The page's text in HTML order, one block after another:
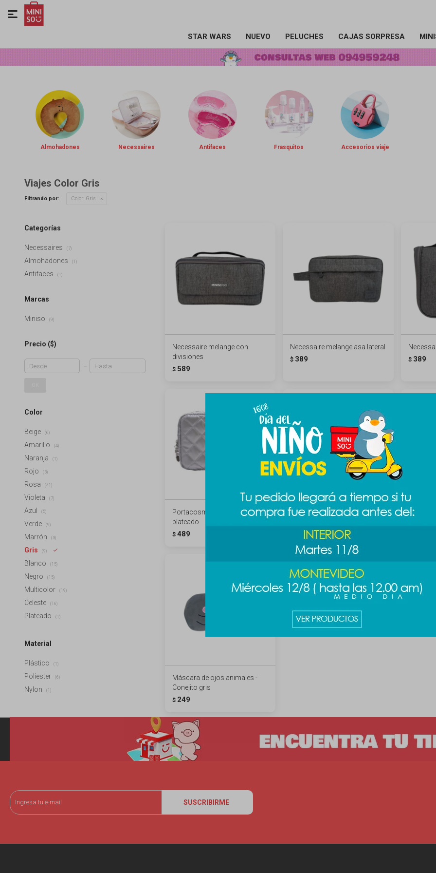
STAR WARS NUEVO PELUCHES CAJAS SORPRESA

Almohadones Necessaires Antifaces Frasquitos Accesorios viaje
Viajes Color Gris
Filtrando por: Color: Gris
Necessaire melange con
divisiones
$ 589
Necessaire melange asa lateral
$ 389 $ 389
Portacosméticos Puffy -
plateado
$ 489
Almohadón de cuello - gris
Máscara de ojos animales -
Conejito gris
$ 249
Categorías
Necessaires (7)
Almohadones (1)
Antifaces (1)
Marcas
Miniso (9)
Precio ($)
Color
Beige (6)
Amarillo (4)
Naranja (1)
Rojo (3)
Rosa (41)
Violeta (7)
Azul (5)
Verde (9)
Marrón (3)
Gris (9)
Blanco (15)
Negro (15)
Multicolor (19)
Celeste (16)
Plateado (1)
Material
Plástico (1)
Poliester (6)
Nylon (1)
SUSCRIBIRME